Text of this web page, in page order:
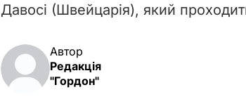
Давосі (Швейцарія), який
Автор
Редакція
"Гордон"